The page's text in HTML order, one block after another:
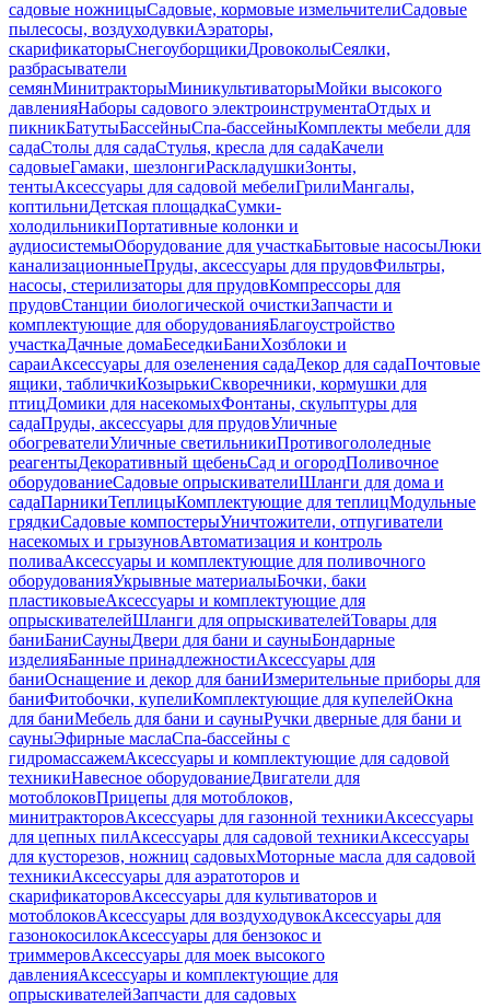
садовые ножницыСадовые, кормовые измельчителиСадовые
пылесосы, воздуходувкиАэраторы,
скарификаторыСнегоуборщикиДровоколыСеялки,
разбрасыватели
семянМинитракторыМиникультиваторыМойки высокого
давленияНаборы садового электроинструментаОтдых и
пикникБатутыБассейныСпа-бассейныКомплекты мебели для
садаСтолы для садаСтулья, кресла для садаКачели
садовыеГамаки, шезлонгиРаскладушкиЗонты,
тентыАксессуары для садовой мебелиГрилиМангалы,
коптильниДетская площадкаСумки-
холодильникиПортативные колонки и
аудиосистемыОборудование для участкаБытовые насосыЛюки
канализационныеПруды, аксессуары для прудовФильтры,
насосы, стерилизаторы для прудовКомпрессоры для
прудовСтанции биологической очисткиЗапчасти и
комплектующие для оборудованияБлагоустройство
участкаДачные домаБеседкиБаниХозблоки и
сараиАксессуары для озеленения садаДекор для садаПочтовые
ящики, табличкиКозырькиСкворечники, кормушки для
птицДомики для насекомыхФонтаны, скульптуры для
садаПруды, аксессуары для прудовУличные
обогревателиУличные светильникиПротивогололедные
реагентыДекоративный щебеньСад и огородПоливочное
оборудованиеСадовые опрыскивателиШланги для дома и
садаПарникиТеплицыКомплектующие для теплицМодульные
грядкиСадовые компостерыУничтожители, отпугиватели
насекомых и грызуновАвтоматизация и контроль
поливаАксессуары и комплектующие для поливочного
оборудованияУкрывные материалыБочки, баки
пластиковыеАксессуары и комплектующие для
опрыскивателейШланги для опрыскивателейТовары для
баниБаниСауныДвери для бани и сауныБондарные
изделияБанные принадлежностиАксессуары для
баниОснащение и декор для баниИзмерительные приборы для
баниФитобочки, купелиКомплектующие для купелейОкна
для баниМебель для бани и сауныРучки дверные для бани и
сауныЭфирные маслаСпа-бассейны с
гидромассажемАксессуары и комплектующие для садовой
техникиНавесное оборудованиеДвигатели для
мотоблоковПрицепы для мотоблоков,
минитракторовАксессуары для газонной техникиАксессуары
для цепных пилАксессуары для садовой техникиАксессуары
для кусторезов, ножниц садовыхМоторные масла для садовой
техникиАксессуары для аэратоторов и
скарификаторовАксессуары для культиваторов и
мотоблоковАксессуары для воздуходувокАксессуары для
газонокосилокАксессуары для бензокос и
триммеровАксессуары для моек высокого
давленияАксессуары и комплектующие для
опрыскивателейЗапчасти для садовых